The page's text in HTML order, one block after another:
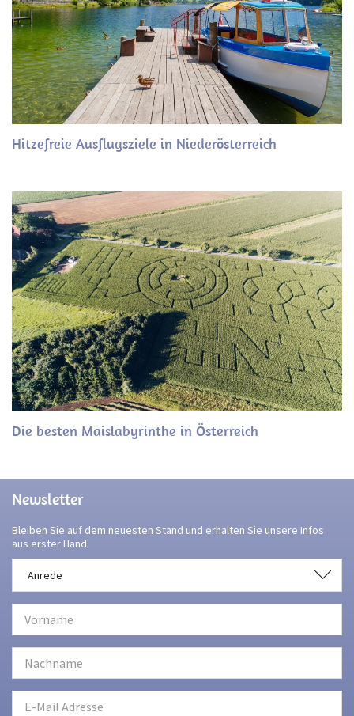
Hitzefreie Ausflugsziele in Niederösterreich
Die besten Maislabyrinthe in Österreich
Newsletter
Bleiben Sie auf dem neuesten Stand und erhalten Sie unsere Infos
aus erster Hand.
Anrede
Anrede